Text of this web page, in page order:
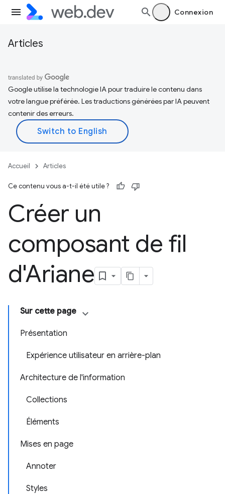
Connexion
Articles
Google utilise la technologie IA pour traduire le contenu dans
votre langue préférée. Les traductions générées par IA peuvent
contenir des erreurs.
Accueil Articles
Ce contenu vous a-t-il été utile ?
Créer un
composant de fil
d'Ariane
Sur cette page
Présentation
Expérience utilisateur en arrière-plan
Architecture de l'information
Collections
Éléments
Mises en page
Annoter
Styles